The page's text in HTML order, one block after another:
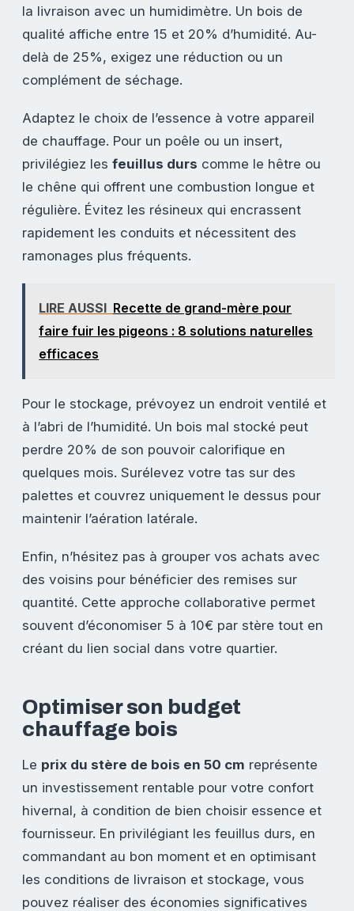
la livraison avec un humidimètre. Un bois de
qualité affiche entre 15 et 20% d’humidité. Au-
delà de 25%, exigez une réduction ou un
complément de séchage.
Adaptez le choix de l’essence à votre appareil
de chauffage. Pour un poêle ou un insert,
privilégiez lesfeuillus durs comme le hêtre ou
le chêne qui offrent une combustion longue et
régulière. Évitez les résineux qui encrassent
rapidement les conduits et nécessitent des
ramonages plus fréquents.
LIRE AUSSI Recette de grand-mère pour
faire fuir les pigeons : 8 solutions naturelles
efficaces
Pour le stockage, prévoyez un endroit ventilé et
à l’abri de l’humidité. Un bois mal stocké peut
perdre 20% de son pouvoir calorifique en
quelques mois. Surélevez votre tas sur des
palettes et couvrez uniquement le dessus pour
maintenir l’aération latérale.
Enfin, n’hésitez pas à grouper vos achats avec
des voisins pour bénéficier des remises sur
quantité. Cette approche collaborative permet
souvent d’économiser 5 à 10€ par stère tout en
créant du lien social dans votre quartier.
Optimiser son budget
chauffage bois
Le prix du stère de bois en 50 cm représente
un investissement rentable pour votre confort
hivernal, à condition de bien choisir essence et
fournisseur. En privilégiant les feuillus durs, en
commandant au bon moment et en optimisant
les conditions de livraison et stockage, vous
pouvez réaliser des économies significatives